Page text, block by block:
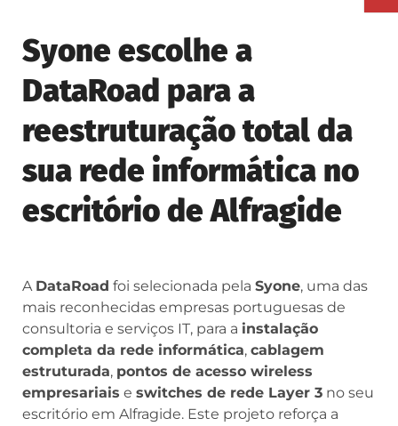
Syone escolhe a
DataRoad para a
reestruturação total da
sua rede informática no
escritório de Alfragide
A DataRoad foi selecionada pela Syone, uma das
mais reconhecidas empresas portuguesas de
consultoria e serviços IT, para a instalação
completa da rede informática, cablagem
estruturada, pontos de acesso wireless
empresariais e switches de rede Layer 3 no seu
escritório em Alfragide. Este projeto reforça a